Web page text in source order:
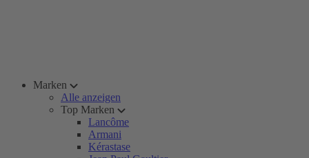
Marken
Alle anzeigen
Top Marken
Lancôme
Armani
Kérastase